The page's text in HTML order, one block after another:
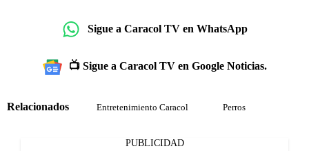
Sigue a Caracol TV en WhatsApp
📺 Sigue a Caracol TV en Google Noticias.
Relacionados Entretenimiento Caracol Perros
PUBLICIDAD